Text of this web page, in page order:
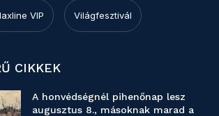
VIP Világfesztivál
CIKKEK
A honvédségnél pihenőnap lesz
augusztus 8., másoknak marad a